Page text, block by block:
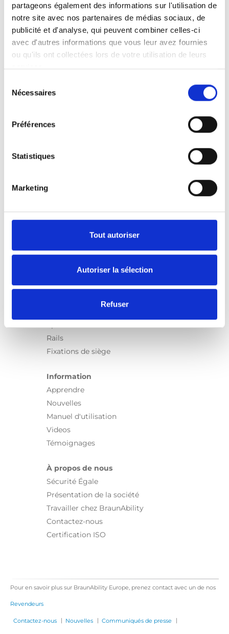
partageons également des informations sur l'utilisation de
notre site avec nos partenaires de médias sociaux, de
publicité et d'analyse, qui peuvent combiner celles-ci
avec d'autres informations que vous leur avez fournies
ou qu'ils ont collectées lors de votre utilisation de leurs
services.
Nécessaires
Préférences
Statistiques
Marketing
Tout autoriser
Autoriser la sélection
Refuser
style. La voiture me rend autonome et c'est
quelque chose que j'apprécie énormément.
Produits
Turny Evo
Turny Low Vehicle
Plateformes pour fauteuils roulant
Rails
Fixations de siège
Information
Apprendre
Nouvelles
Manuel d'utilisation
Videos
Témoignages
À propos de nous
Sécurité Égale
Présentation de la société
Travailler chez BraunAbility
Contactez-nous
Certification ISO
Pour en savoir plus sur BraunAbility Europe, prenez contact avec un de nos
Revendeurs
Contactez-nous | Nouvelles | Communiqués de presse |